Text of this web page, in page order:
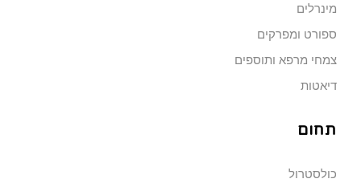
מינרלים
ספורט ומפרקים
צמחי מרפא ותוספים
דיאטות
תחום
כולסטרול